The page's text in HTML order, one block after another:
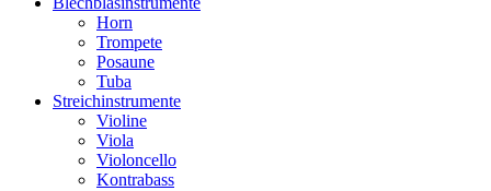
Horn
Trompete
Posaune
Tuba
Streichinstrumente
Violine
Viola
Violoncello
Kontrabass